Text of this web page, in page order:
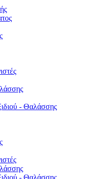
- Θαλάσσης
- Θαλάσσης